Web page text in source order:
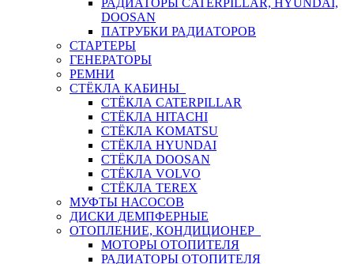
РАДИАТОРЫ CATERPILLAR, HYUNDAI,
DOOSAN
ПАТРУБКИ РАДИАТОРОВ
СТАРТЕРЫ
ГЕНЕРАТОРЫ
РЕМНИ
СТЁКЛА КАБИНЫ
СТЁКЛА CATERPILLAR
СТЁКЛА HITACHI
СТЁКЛА KOMATSU
СТЁКЛА HYUNDAI
СТЁКЛА DOOSAN
СТЁКЛА VOLVO
СТЁКЛА TEREX
МУФТЫ НАСОСОВ
ДИСКИ ДЕМПФЕРНЫЕ
ОТОПЛЕНИЕ, КОНДИЦИОНЕР
МОТОРЫ ОТОПИТЕЛЯ
РАДИАТОРЫ ОТОПИТЕЛЯ